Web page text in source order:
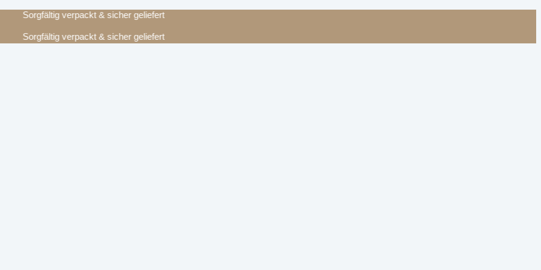
Sorgfältig verpackt & sicher geliefert
Sorgfältig verpackt & sicher geliefert